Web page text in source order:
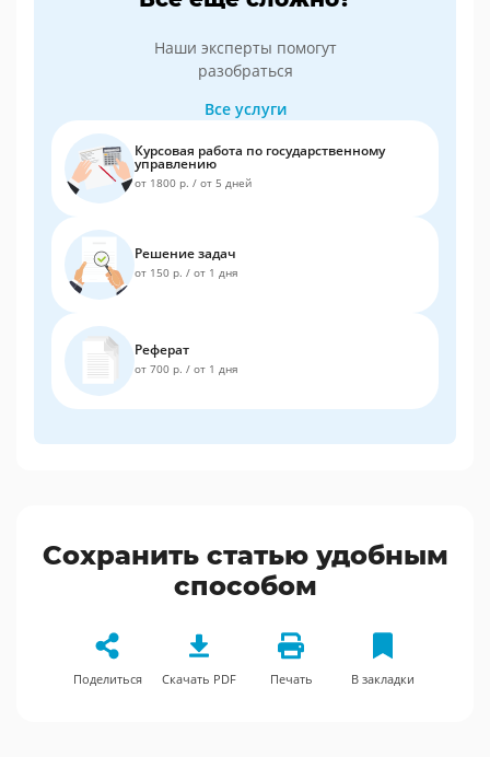
Наши эксперты помогут
разобраться
Все услуги
Курсовая работа по государственному
управлению
от 1800 р. / от 5 дней
Решение задач
от 150 р. / от 1 дня
Реферат
от 700 р. / от 1 дня
Сохранить статью удобным
способом
Поделиться Скачать PDF Печать В закладки